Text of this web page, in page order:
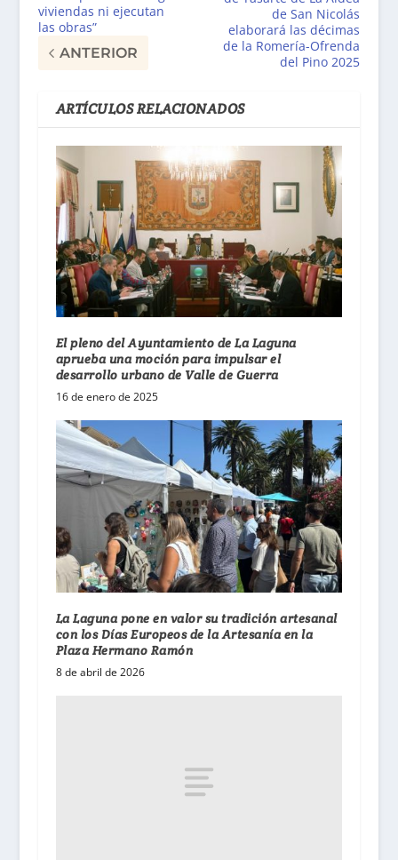
viviendas ni ejecutan
las obras”
ANTERIOR
de San Nicolás
elaborará las décimas
de la Romería-Ofrenda
del Pino 2025
ARTÍCULOS RELACIONADOS
El pleno del Ayuntamiento de La Laguna
aprueba una moción para impulsar el
desarrollo urbano de Valle de Guerra
16 de enero de 2025
La Laguna pone en valor su tradición artesanal
con los Días Europeos de la Artesanía en la
Plaza Hermano Ramón
8 de abril de 2026